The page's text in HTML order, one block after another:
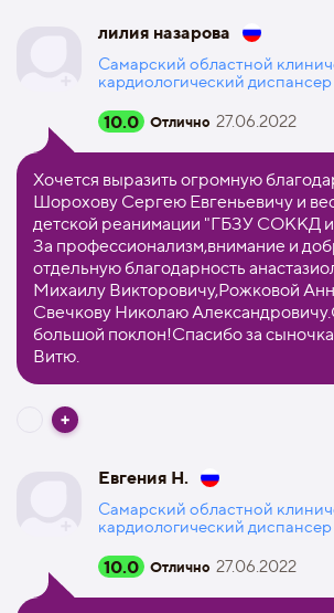
лилия назарова
Самарский областной
кардиологический
10.0 Отлично 27.06.2022
Хочется выразить огромную
Шорохову Сергею Евгеньевичу и
детской реанимации "ГБЗУ СОККД
За профессионализм,внимание и
отдельную благодарность
Михаилу Викторовичу,Рожковой
Свечкову Николаю
большой поклон!Спасибо за
Витю.
Евгения Н.
Самарский областной
кардиологический
10.0 Отлично 27.06.2022